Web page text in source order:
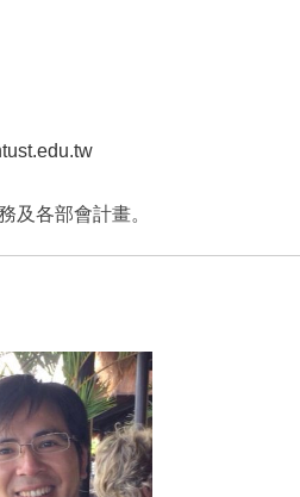
及各部會計畫。